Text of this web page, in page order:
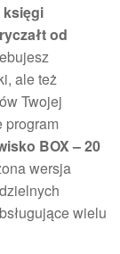
księgi
ryczałt od
ale też
Twojej
program
BOX – 20
wersja
wielu